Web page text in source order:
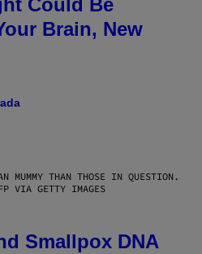
Could Be
Brain, New
MUMMY THAN THOSE IN QUESTION.
VIA GETTY IMAGES
Smallpox DNA